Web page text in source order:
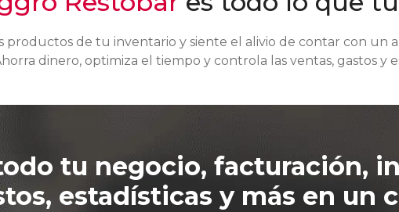
productos de tu inventario y siente el alivio de contar con un
dinero, optimiza el tiempo y controla las ventas, gastos y
tu negocio, facturación,
estadísticas y más en un